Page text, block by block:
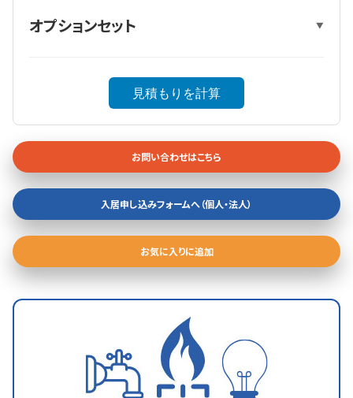
オプションセット ▼
見積もりを計算
お問い合わせはこちら
入居申し込みフォームへ（個人・法人）
お気に入りに追加